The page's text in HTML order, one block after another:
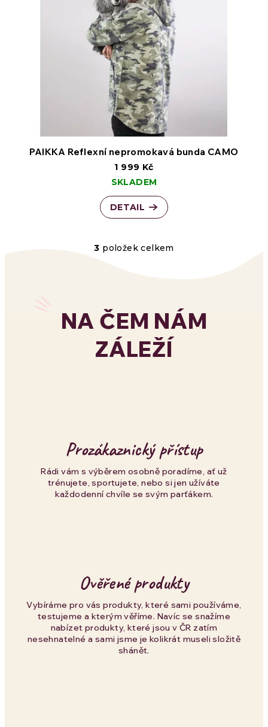
PAIKKA Reflexní nepromokavá bunda CAMO
1 999 Kč
SKLADEM
DETAIL
O
á
d
p
r
v
ý
p
i
s
3 položek celkem
NA ČEM NÁM
ZÁLEŽÍ
Prozákaznický přístup
Rádi vám s výběrem osobně poradíme, ať už
trénujete, sportujete, nebo si jen užíváte
každodenní chvíle se svým parťákem.
Ověřené produkty
Vybíráme pro vás produkty, které sami používáme,
testujeme a kterým věříme. Navíc se snažíme
nabízet produkty, které jsou v ČR zatím
nesehnatelné a sami jsme je kolikrát museli složitě
shánět.